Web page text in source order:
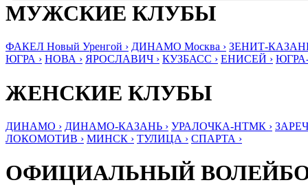
МУЖСКИЕ КЛУБЫ
ФАКЕЛ Новый Уренгой › ДИНАМО Москва › ЗЕНИТ-
ЮГРА › НОВА › ЯРОСЛАВИЧ › КУЗБАСС › ЕНИСЕЙ ›
ЖЕНСКИЕ КЛУБЫ
ДИНАМО › ДИНАМО-КАЗАНЬ › УРАЛОЧКА-НТМК ›
ЛОКОМОТИВ › МИНСК › ТУЛИЦА › СПАРТА ›
ОФИЦИАЛЬНЫЙ